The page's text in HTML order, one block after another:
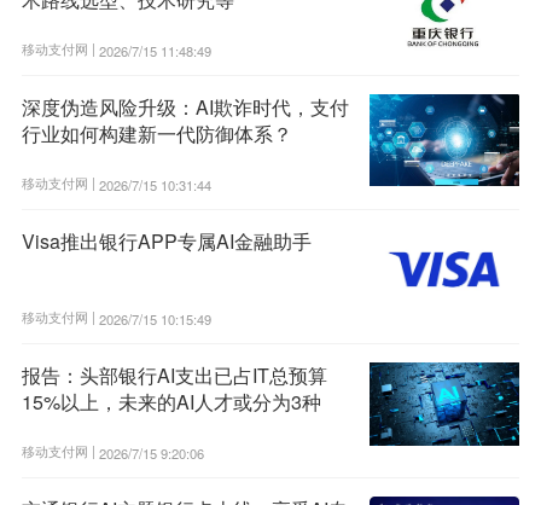
移动支付网 | 2026/7/15 11:48:49
深度伪造风险升级：AI欺诈时代，支付
行业如何构建新一代防御体系？
移动支付网 | 2026/7/15 10:31:44
Visa推出银行APP专属AI金融助手
移动支付网 | 2026/7/15 10:15:49
报告：头部银行AI支出已占IT总预算
15%以上，未来的AI人才或分为3种
移动支付网 | 2026/7/15 9:20:06